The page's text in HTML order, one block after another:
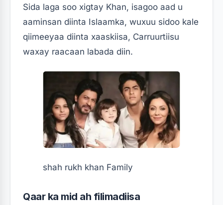
Sida laga soo xigtay Khan, isagoo aad u
aaminsan diinta Islaamka, wuxuu sidoo kale
qiimeeyaa diinta xaaskiisa, Carruurtiisu
waxay raacaan labada diin.
shah rukh khan Family
Qaar ka mid ah filimadiisa